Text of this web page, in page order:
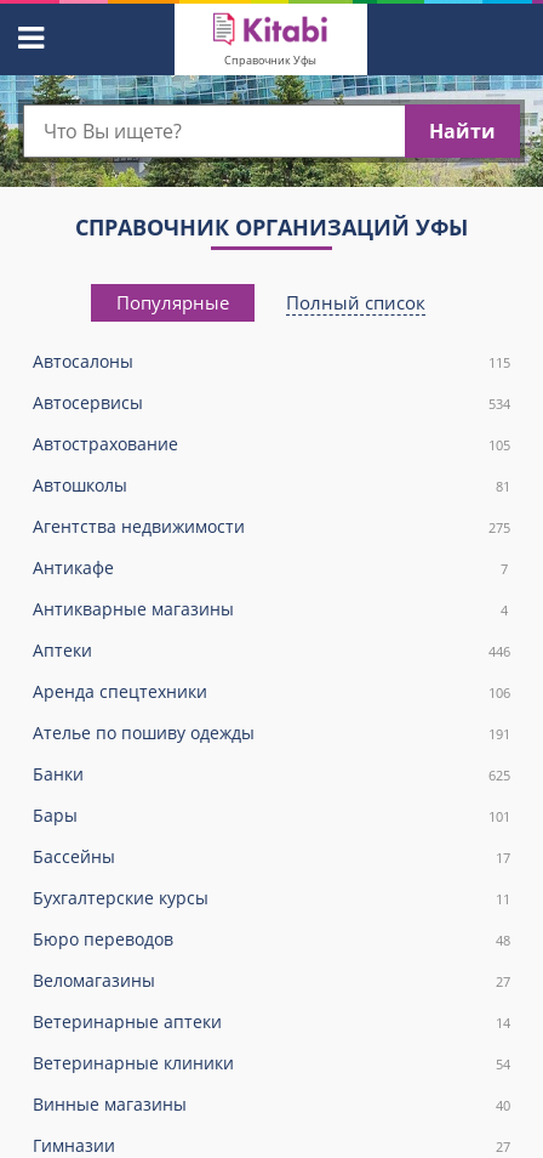
Справочник Уфы
Найти
СПРАВОЧНИК ОРГАНИЗАЦИЙ УФЫ
Популярные Полный список
Автосалоны 115
Автосервисы 534
Автострахование 105
Автошколы 81
Агентства недвижимости 275
Антикафе 7
Антикварные магазины 4
Аптеки 446
Аренда спецтехники 106
Ателье по пошиву одежды 191
Банки 625
Бары 101
Бассейны 17
Бухгалтерские курсы 11
Бюро переводов 48
Веломагазины 27
Ветеринарные аптеки 14
Ветеринарные клиники 54
Винные магазины 40
Гимназии 27